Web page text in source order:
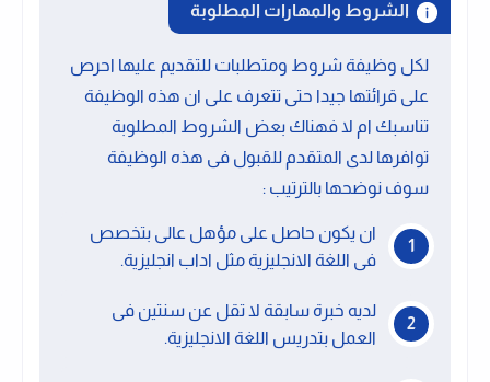
الشروط والمهارات المطلوبة
لكل وظيفة شروط ومتطلبات للتقديم عليها احرص
على قرائتها جيدا حتى تتعرف على ان هذه الوظيفة
تناسبك ام لا فهناك بعض الشروط المطلوبة
توافرها لدى المتقدم للقبول فى هذه الوظيفة
سوف نوضحها بالترتيب :
ان يكون حاصل على مؤهل عالى بتخصص
فى اللغة الانجليزية مثل اداب انجليزية.
لديه خبرة سابقة لا تقل عن سنتين فى
العمل بتدريس اللغة الانجليزية.